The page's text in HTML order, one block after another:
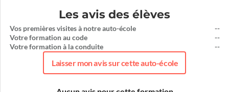
Les avis des élèves
Vos premières visites à notre auto-école
Votre formation au code
Votre formation à la conduite
--
--
--
Laisser mon avis sur cette auto-école